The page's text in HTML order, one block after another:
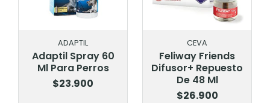
ADAPTIL
Adaptil Spray 60
Ml Para Perros
$23.900
CEVA
Feliway Friends
Difusor+ Repuesto
De 48 Ml
$26.900